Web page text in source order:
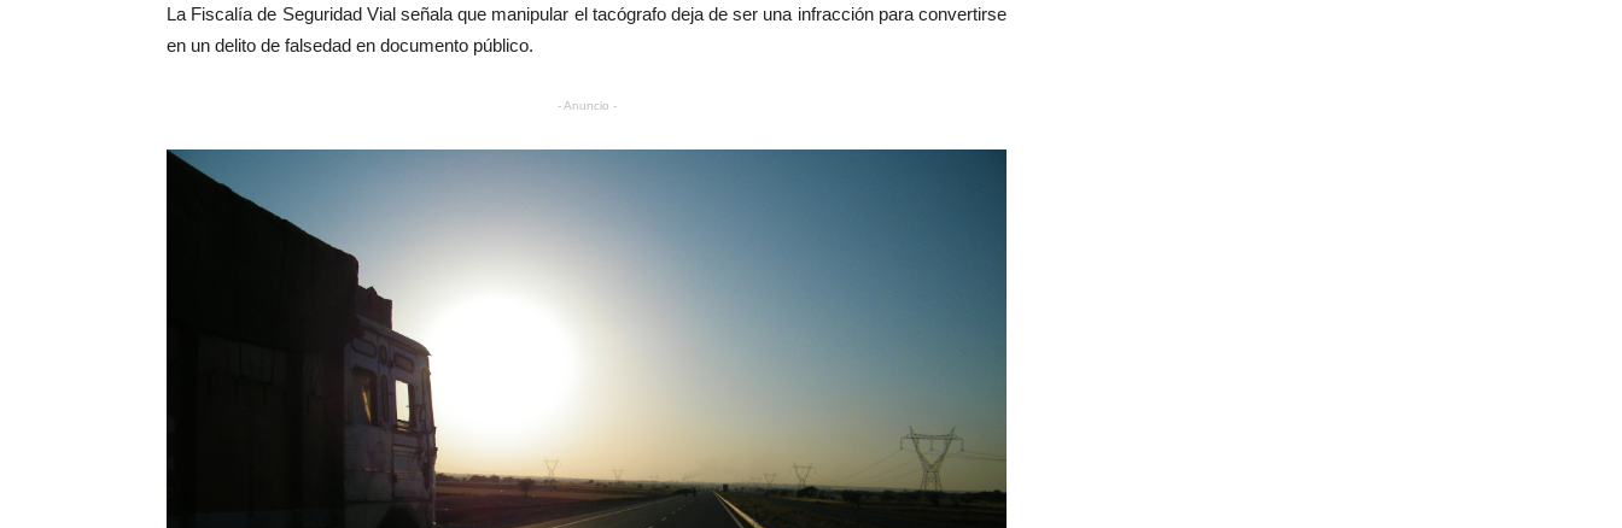
La Fiscalía de Seguridad Vial señala que manipular el tacógrafo deja de ser una infracción para convertirse
en un delito de falsedad en documento público.
- Anuncio -